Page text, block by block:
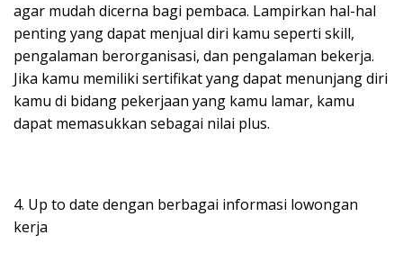
agar mudah dicerna bagi pembaca. Lampirkan hal-hal
penting yang dapat menjual diri kamu seperti skill,
pengalaman berorganisasi, dan pengalaman bekerja.
Jika kamu memiliki sertifikat yang dapat menunjang diri
kamu di bidang pekerjaan yang kamu lamar, kamu
dapat memasukkan sebagai nilai plus.
4. Up to date dengan berbagai informasi lowongan
kerja